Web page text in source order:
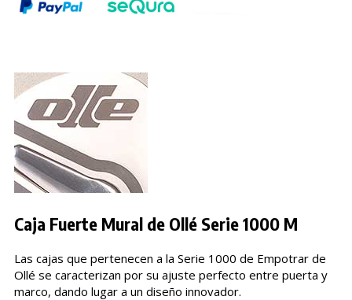
Caja Fuerte Mural de Ollé Serie 1000 M
Las cajas que pertenecen a la Serie 1000 de Empotrar de
Ollé se caracterizan por su ajuste perfecto entre puerta y
marco, dando lugar a un diseño innovador.